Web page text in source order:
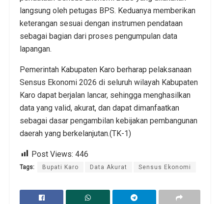
langsung oleh petugas BPS. Keduanya memberikan
keterangan sesuai dengan instrumen pendataan
sebagai bagian dari proses pengumpulan data
lapangan.
Pemerintah Kabupaten Karo berharap pelaksanaan
Sensus Ekonomi 2026 di seluruh wilayah Kabupaten
Karo dapat berjalan lancar, sehingga menghasilkan
data yang valid, akurat, dan dapat dimanfaatkan
sebagai dasar pengambilan kebijakan pembangunan
daerah yang berkelanjutan.(TK-1)
Post Views: 446
Tags: Bupati Karo Data Akurat Sensus Ekonomi